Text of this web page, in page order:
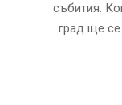
събития.
град ще се